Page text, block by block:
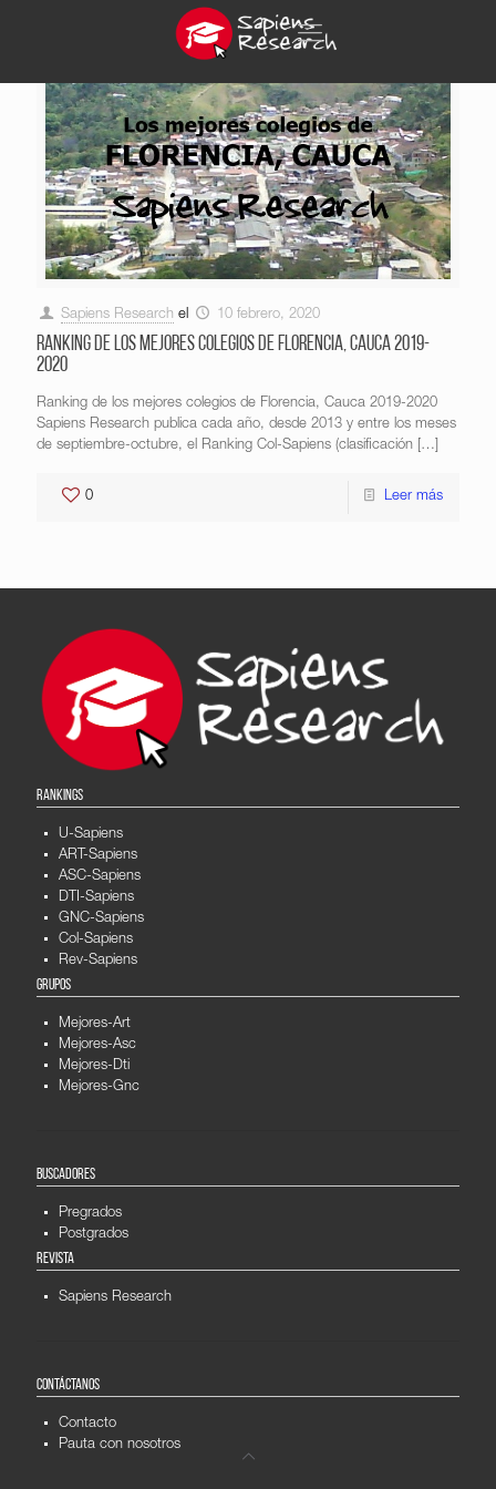
Sapiens Research el 10 febrero, 2020
Ranking de los mejores colegios de Florencia, Cauca 2019-
2020
Ranking de los mejores colegios de Florencia, Cauca 2019-2020
Sapiens Research publica cada año, desde 2013 y entre los meses
de septiembre-octubre, el Ranking Col-Sapiens (clasificación […]
0 Leer más
RANKINGS
U-Sapiens
ART-Sapiens
ASC-Sapiens
DTI-Sapiens
GNC-Sapiens
Col-Sapiens
Rev-Sapiens
GRUPOS
Mejores-Art
Mejores-Asc
Mejores-Dti
Mejores-Gnc
BUSCADORES
Pregrados
Postgrados
REVISTA
Sapiens Research
CONTÁCTANOS
Contacto
Pauta con nosotros